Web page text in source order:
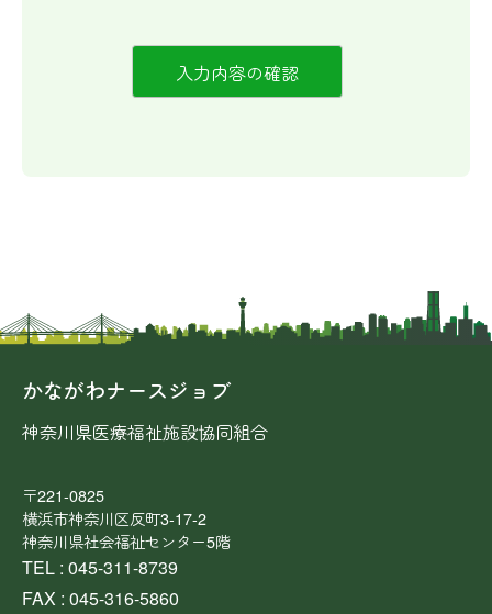
かながわナースジョブ
神奈川県医療福祉施設協同組合
〒221-0825
横浜市神奈川区反町3-17-2
神奈川県社会福祉センター5階
TEL : 045-311-8739
FAX : 045-316-5860